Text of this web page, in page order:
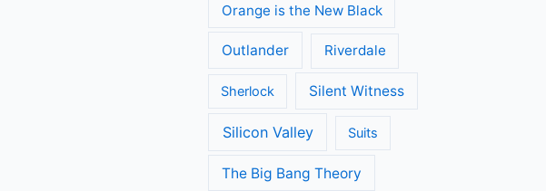
Orange is the New Black
Outlander Riverdale
Sherlock Silent Witness
Silicon Valley Suits
The Big Bang Theory